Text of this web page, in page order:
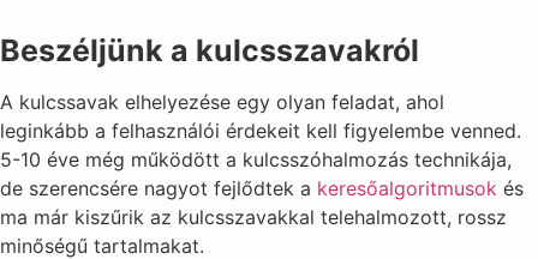
Beszéljünk a kulcsszavakról
A kulcssavak elhelyezése egy olyan feladat, ahol
leginkább a felhasználói érdekeit kell figyelembe venned.
5-10 éve még működött a kulcsszóhalmozás technikája,
de szerencsére nagyot fejlődtek a keresőalgoritmusok és
ma már kiszűrik az kulcsszavakkal telehalmozott, rossz
minőségű tartalmakat.